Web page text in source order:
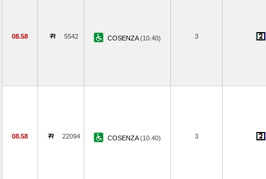
08.58 5542 COSENZA(10.40) 3
08.58 22094 COSENZA(10.40) 3